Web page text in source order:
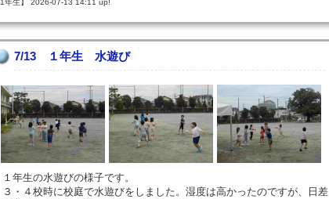
1年生】 2026-07-13 14:11 up!
7/13 １年生 水遊び
年生の水遊びの様子です。
・４校時に校庭で水遊びをしました。湿度は高かったのですが、日差